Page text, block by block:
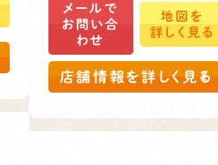
メールで
お問い合
わせ
地図を
詳しく見る
店舗情報を詳しく見る